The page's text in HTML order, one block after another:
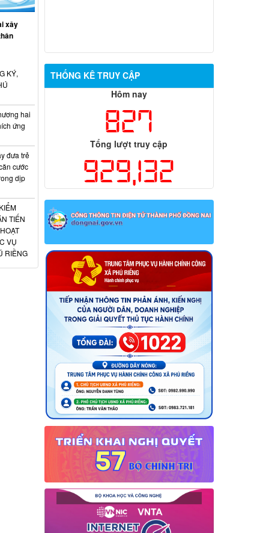
THỐNG KÊ TRUY CẬP
Hôm nay
827
Tổng lượt truy cập
929,132
xây
KÝ,
hai
ứng
đưa trẻ
cước
dịp
TIẾN
VỤ
RIỀNG